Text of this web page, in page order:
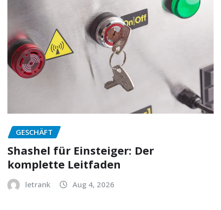
GESCHÄFT
Shashel für Einsteiger: Der
komplette Leitfaden
letrank Aug 4, 2026